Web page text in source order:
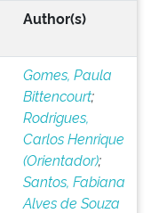
Author(s)
Gomes, Paula
Bittencourt;
Rodrigues,
Carlos Henrique
(Orientador);
Santos, Fabiana
Alves de Souza